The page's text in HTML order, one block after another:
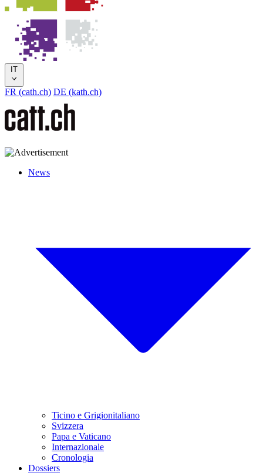
IT
FR (cath.ch) DE (kath.ch)
News
Ticino e Grigionitaliano
Svizzera
Papa e Vaticano
Internazionale
Cronologia
Dossiers